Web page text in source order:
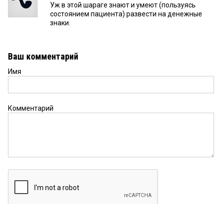
Уж в этой шараге знают и умеют (пользуясь
состоянием пациента) развести на денежные
знаки.
Ваш комментарий
Имя
Комментарий